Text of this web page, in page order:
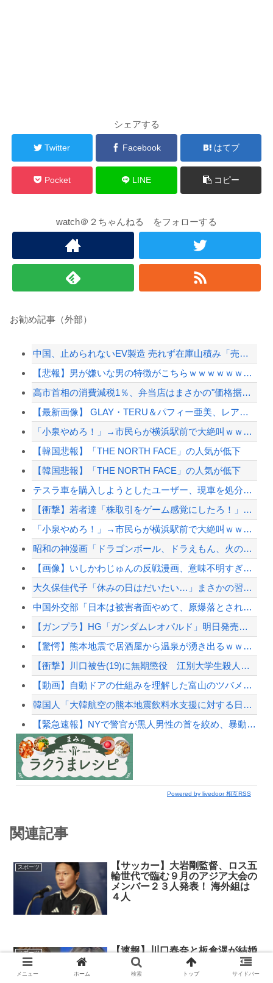
シェアする
Twitter Facebook はてブ
Pocket LINE コピー
watch＠２ちゃんねる をフォローする
お勧め記事（外部）
中国、止められないEV製造 売れず在庫山積み「売れたこと」にして補助金を騙し取る事案...
【悲報】男が嫌いな男の特徴がこちらｗｗｗｗｗｗｗｗｗｗ
高市首相の消費減税1％、弁当店はまさかの"価格据え置き"宣言「値下げはしません」
【最新画像】 GLAY・TERU＆パフィー亜美、レアな夫婦ショットを公開してしまう！
「小泉やめろ！」→市民らが横浜駅前で大絶叫ｗｗｗｗｗｗｗｗ
【韓国悲報】「THE NORTH FACE」の人気が低下
【韓国悲報】「THE NORTH FACE」の人気が低下
テスラ車を購入しようとしたユーザー、現車を処分して代金を支払い、平日の納車日に予定を...
【衝撃】若者達「株取引をゲーム感覚にしたろ！」→結果
「小泉やめろ！」→市民らが横浜駅前で大絶叫ｗｗｗｗｗｗｗｗ
昭和の神漫画「ドラゴンボール、ドラえもん、火の鳥、、、」令和→
【画像】いしかわじゅんの反戦漫画、意味不明すぎる…ネット「量産型左翼の最底辺みたいな...
大久保佳代子「休みの日はだいたい…」まさかの習慣を暴露ｗｗｗ
中国外交部「日本は被害者面やめて、原爆落とされた状況を反省すべき」
【ガンプラ】HG「ガンダムレオパルド」明日発売【試作・パッケージ画像追加】
【驚愕】熊本地震で居酒屋から温泉が湧き出るｗｗｗｗｗｗｗｗｗｗｗｗ
【衝撃】川口被告(19)に無期懲役 江別大学生殺人事件、19歳で取り返しのつかない代...
【動画】自動ドアの仕組みを理解した富山のツバメが賢い。
韓国人「大韓航空の熊本地震飲料水支援に対する日本人の反応をご覧ください・・・」→「」
【緊急速報】NYで警官が黒人男性の首を絞め、暴動第二波不可避へ
Powered by livedoor 相互RSS
関連記事
スポーツ
【サッカー】大岩剛監督、ロス五
輪世代で臨む９月のアジア大会の
メンバー２３人発表！ 海外組は
４人
スポーツ
【速報】川口春奈と板倉滉が結婚
&妊娠を報告ｗｗｗｗｗｗｗｗｗ
ｗｗｗｗｗ
メニュー ホーム 検索 トップ サイドバー